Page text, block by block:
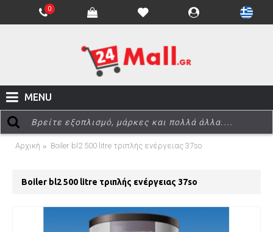
0
MENU
Αρχική Boiler bl2 500 litre τριπλής ενέργειας 37so
Boiler bl2 500 litre τριπλής ενέργειας 37so